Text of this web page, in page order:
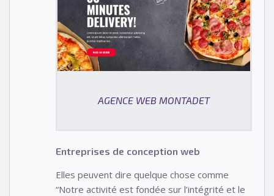
AGENCE WEB MONTADET
Entreprises de conception web
Elles peuvent dire quelque chose comme
“Notre activité est fondée sur l’intégrité et le